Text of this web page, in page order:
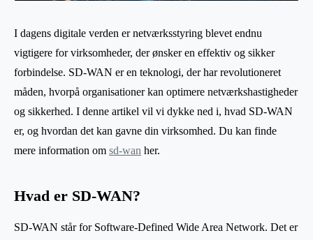
I dagens digitale verden er netværksstyring blevet endnu
vigtigere for virksomheder, der ønsker en effektiv og sikker
forbindelse. SD-WAN er en teknologi, der har revolutioneret
måden, hvorpå organisationer kan optimere netværkshastigheder
og sikkerhed. I denne artikel vil vi dykke ned i, hvad SD-WAN
er, og hvordan det kan gavne din virksomhed. Du kan finde
mere information om sd-wan her.
Hvad er SD-WAN?
SD-WAN står for Software-Defined Wide Area Network. Det er